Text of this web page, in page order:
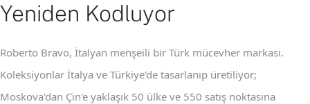
Yeniden Kodluyor
Roberto Bravo, İtalyan menşeili bir Türk mücevher markası.
Koleksiyonlar İtalya ve Türkiye'de tasarlanıp üretiliyor;
Moskova'dan Çin'e yaklaşık 50 ülke ve 550 satış noktasına